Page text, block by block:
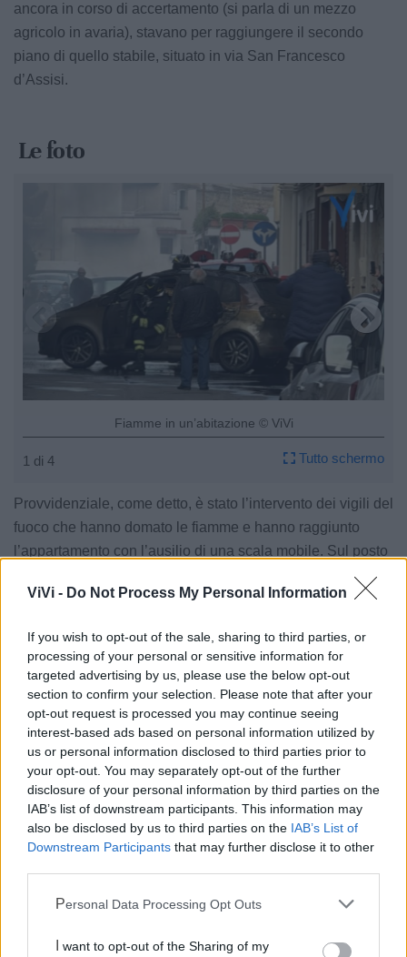
ViVi - Do Not Process My Personal Information
If you wish to opt-out of the sale, sharing to third parties, or
processing of your personal or sensitive information for
targeted advertising by us, please use the below opt-out
section to confirm your selection. Please note that after your
opt-out request is processed you may continue seeing
interest-based ads based on personal information utilized by
us or personal information disclosed to third parties prior to
your opt-out. You may separately opt-out of the further
disclosure of your personal information by third parties on the
IAB’s list of downstream participants. This information may
also be disclosed by us to third parties on the IAB’s List of
Downstream Participants that may further disclose it to other
Personal Data Processing Opt Outs
ancora in corso di accertamento (si parla di un mezzo
agricolo in avaria), stavano per raggiungere il secondo
piano di quello stabile, situato in via San Francesco
d’Assisi.
Le foto
Fiamme in un’abitazione © ViVi
1 di 4 Tutto schermo
Provvidenziale, come detto, è stato l’intervento dei vigili del
fuoco che hanno domato le fiamme e hanno raggiunto
l’appartamento con l’ausilio di una scala mobile. Sul posto
compagnia di Massafra e gli agenti della Polizia locale.
Danni si registrano allo stabile e a un paio di vetture.
Le notizie del giorno sul tuo smartphone
Ricevi gratuitamente ogni giorno le notizie della tua
città direttamente sul tuo smartphone. Scarica Telegram
eclicca qui